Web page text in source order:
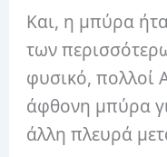
Και, η μπύρα
των
φυσικό, πολλοί
άφθονη μπύρα
άλλη πλευρά